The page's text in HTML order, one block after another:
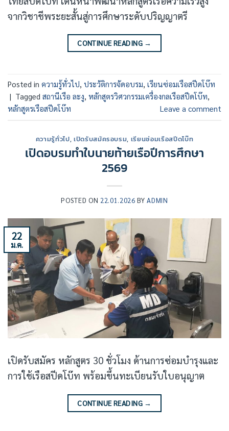
จากวิชาชีพระยะสั้นสู่การศึกษาระดับปริญญาตรี
CONTINUE READING →
Posted in ความรู้ทั่วไป, ประวัติการจัดอบรม, เรียนซ่อมเรือสปีดโบ๊ท
| Tagged สถานีเรือ ละงู, หลักสูตรวิศวกรรมเครื่องกลเรือสปีดโบ๊ท,
หลักสูตรเรือสปีดโบ๊ท
Leave a comment
ความรู้ทั่วไป, เปิดรับสมัครอบรม, เรียนซ่อมเรือสปีดโบ๊ท
เปิดอบรมทำใบนายท้ายเรือปีการศึกษา
2569
POSTED ON 22.01.2026 BYADMIN
22
ม.ค.
เปิดรับสมัคร หลักสูตร 30 ชั่วโมง ด้านการซ่อมบำรุงและ
การใช้เรือสปีดโบ๊ท พร้อมขึ้นทะเบียนรับใบอนุญาต
CONTINUE READING →